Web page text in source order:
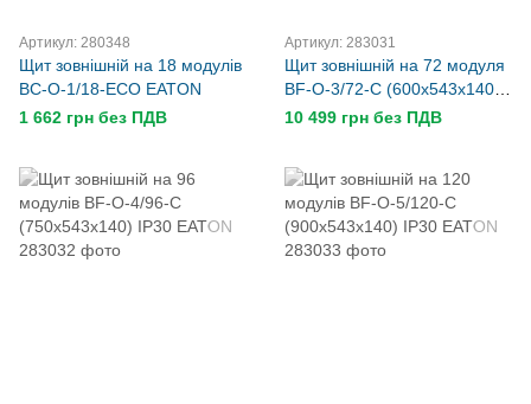
Артикул: 280348
Щит зовнішній на 18 модулів
BC-O-1/18-ECO EATON
1 662 грн без ПДВ
Артикул: 283031
Щит зовнішній на 72 модуля
BF-O-3/72-C (600x543x140)
IP30 EATON
10 499 грн без ПДВ